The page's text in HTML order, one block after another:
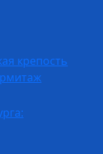
крепость